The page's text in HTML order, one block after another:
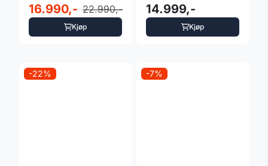
720Wh svart
16.990,- 22.990,-
Kjøp
Sammenleggbar
14.999,-
Kjøp
-22% -7%